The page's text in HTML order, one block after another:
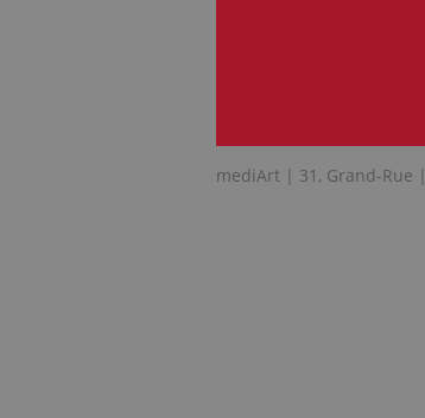
mediArt | 31, Grand-Rue